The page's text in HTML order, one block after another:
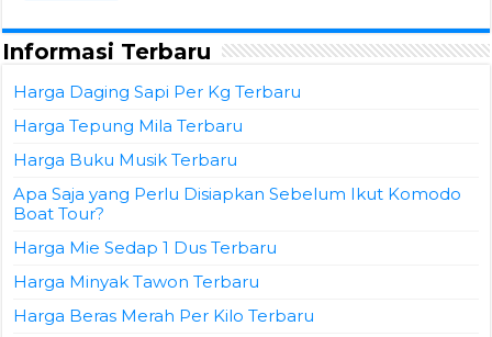
Informasi Terbaru
Harga Daging Sapi Per Kg Terbaru
Harga Tepung Mila Terbaru
Harga Buku Musik Terbaru
Apa Saja yang Perlu Disiapkan Sebelum Ikut Komodo
Boat Tour?
Harga Mie Sedap 1 Dus Terbaru
Harga Minyak Tawon Terbaru
Harga Beras Merah Per Kilo Terbaru